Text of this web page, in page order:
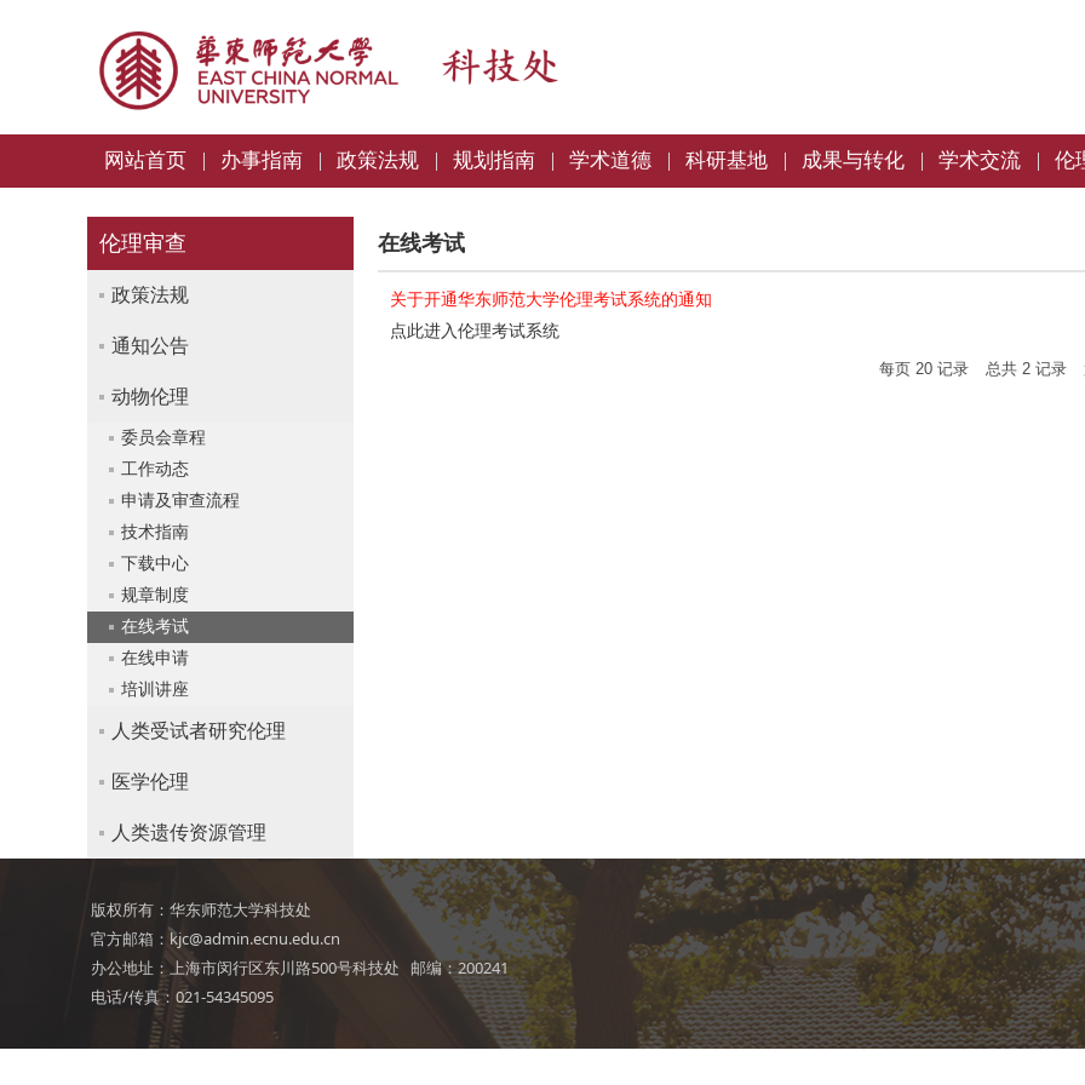
网站首页 办事指南 政策法规 规划指南 学术道德 科研基地 成果与转化 学术交流 伦
伦理审查
政策法规
通知公告
动物伦理
委员会章程
工作动态
申请及审查流程
技术指南
下载中心
规章制度
在线考试
在线申请
培训讲座
人类受试者研究伦理
医学伦理
人类遗传资源管理
在线考试
关于开通华东师范大学伦理考试系统的通知
点此进入伦理考试系统
每页 20 记录 总共 2 记录
版权所有：华东师范大学科技处
官方邮箱：kjc@admin.ecnu.edu.cn
办公地址：上海市闵行区东川路500号科技处 邮编：200241
电话/传真：021-54345095